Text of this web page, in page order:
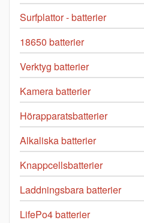
Surfplattor - batterier
18650 batterier
Verktyg batterier
Kamera batterier
Hörapparatsbatterier
Alkaliska batterier
Knappcellsbatterier
Laddningsbara batterier
LifePo4 batterier